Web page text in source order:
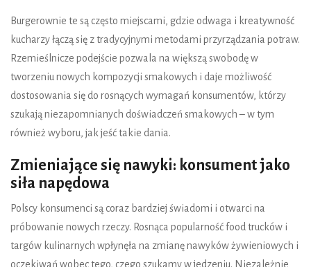
Burgerownie te są często miejscami, gdzie odwaga i kreatywność
kucharzy łączą się z tradycyjnymi metodami przyrządzania potraw.
Rzemieślnicze podejście pozwala na większą swobodę w
tworzeniu nowych kompozycji smakowych i daje możliwość
dostosowania się do rosnących wymagań konsumentów, którzy
szukają niezapomnianych doświadczeń smakowych – w tym
również wyboru, jak jeść takie dania.
Zmieniające się nawyki: konsument jako
siła napędowa
Polscy konsumenci są coraz bardziej świadomi i otwarci na
próbowanie nowych rzeczy. Rosnąca popularność food trucków i
targów kulinarnych wpłynęła na zmianę nawyków żywieniowych i
oczekiwań wobec tego, czego szukamy w jedzeniu. Niezależnie